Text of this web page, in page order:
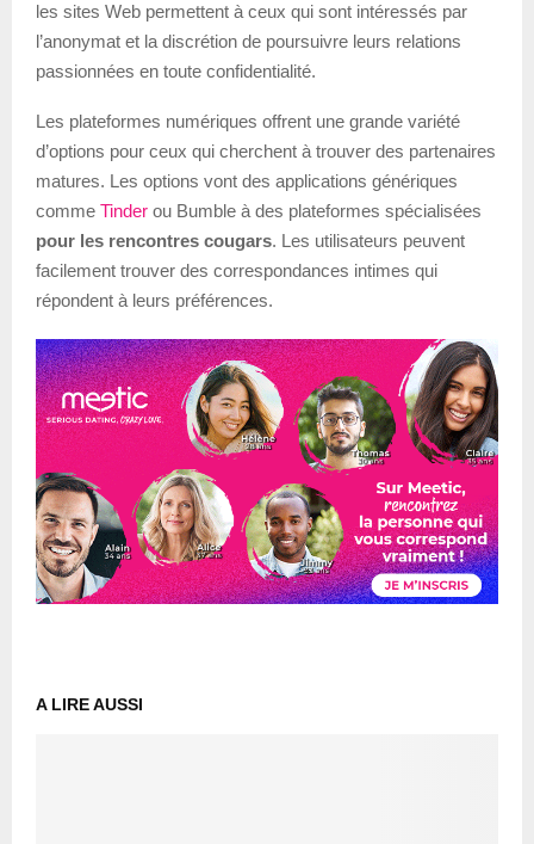
les sites Web permettent à ceux qui sont intéressés par
l’anonymat et la discrétion de poursuivre leurs relations
passionnées en toute confidentialité.
Les plateformes numériques offrent une grande variété
d’options pour ceux qui cherchent à trouver des partenaires
matures. Les options vont des applications génériques
comme Tinder ou Bumble à des plateformes spécialisées
pour les rencontres cougars. Les utilisateurs peuvent
facilement trouver des correspondances intimes qui
répondent à leurs préférences.
A LIRE AUSSI